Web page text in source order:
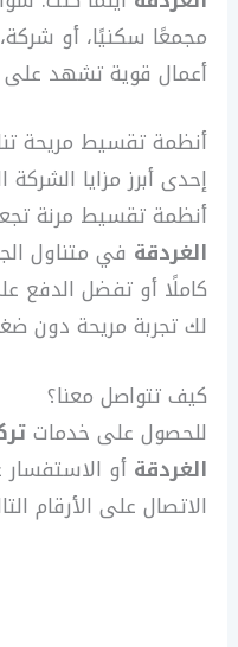
مجمعًا سكنيًا، أو
أعمال قوية تشهد على
أنظمة تقسيط مريحة
إحدى أبرز مزايا
أنظمة تقسيط مرنة
الغردقة في متناول
كاملًا أو تفضل الدفع
لك تجربة مريحة دون
كيف تتواصل معنا؟
للحصول على خدمات
الغردقة أو
الاتصال على الأرقام